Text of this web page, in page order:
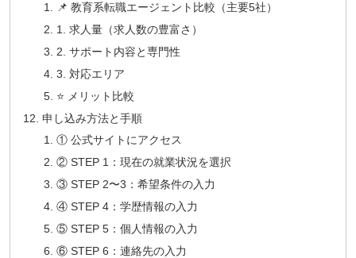
📌 教育系転職エージェント比較（主要5社）
1. 求人量（求人数の豊富さ）
2. サポート内容と専門性
3. 対応エリア
⭐ メリット比較
申し込み方法と手順
① 公式サイトにアクセス
② STEP 1：現在の就業状況を選択
③ STEP 2〜3：希望条件の入力
④ STEP 4：学歴情報の入力
⑤ STEP 5：個人情報の入力
⑥ STEP 6：連絡先の入力